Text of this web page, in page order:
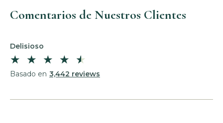
Comentarios de Nuestros Clientes
Delisioso
★ ★ ★ ★ ★
Basado en 3,442 reviews